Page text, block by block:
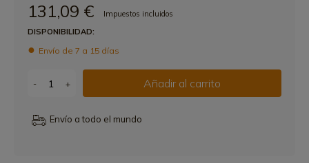
131,09 €
Impuestos incluidos
DISPONIBILIDAD:
Envío de 7 a 15 días
- + Añadir al carrito
Envío a todo el mundo